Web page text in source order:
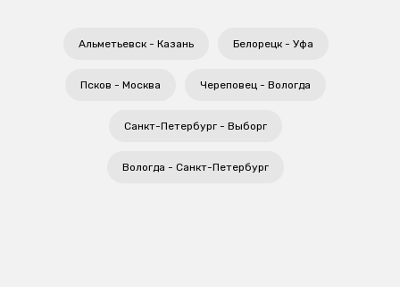
Альметьевск - Казань Белорецк - Уфа
Псков - Москва Череповец - Вологда
Санкт-Петербург - Выборг
Вологда - Санкт-Петербург